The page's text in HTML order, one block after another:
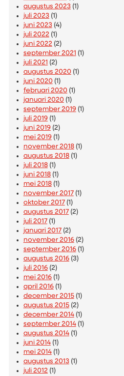
augustus 2023(1)
juli 2023(1)
juni 2023(4)
juli 2022(1)
juni 2022(2)
september 2021 (1)
juli 2021 (2)
augustus 2020(1)
juni 2020(1)
februari 2020(1)
januari 2020(1)
september 2019(1)
juli 2019(1)
juni 2019(2)
mei 2019(1)
november 2018(1)
augustus 2018(1)
juli 2018(1)
juni 2018(1)
mei 2018(1)
november 2017(1)
oktober 2017(1)
augustus 2017(2)
juli 2017(1)
januari 2017(2)
november 2016(2)
september 2016(1)
augustus 2016(3)
juli 2016(2)
mei 2016(1)
april 2016(1)
december 2015(1)
augustus 2015(2)
december 2014(1)
september 2014(1)
augustus 2014(1)
juni 2014(1)
mei 2014(1)
augustus 2013(1)
juli 2012(1)